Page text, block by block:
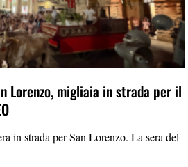
Lorenzo, migliaia in strada per il
in strada per San Lorenzo. La sera del